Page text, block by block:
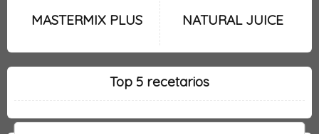
MASTERMIX PLUS NATURAL JUICE
Top 5 recetarios